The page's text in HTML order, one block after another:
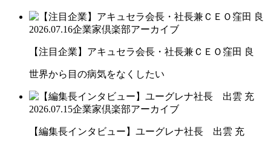
2026.07.16企業家倶楽部アーカイブ
【注目企業】アキュセラ会長・社長兼ＣＥＯ窪田 良
世界から目の病気をなくしたい
2026.07.15企業家倶楽部アーカイブ
【編集長インタビュー】ユーグレナ社長 出雲 充